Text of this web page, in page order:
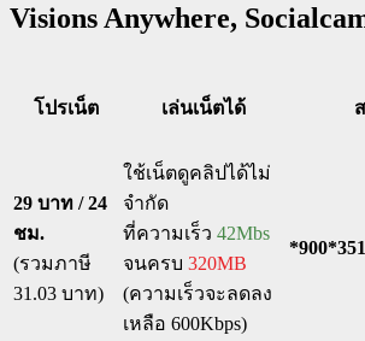
Visions Anywhere,
โปรเน็ต เล่นเน็ตได้
29 บาท / 24
ชม.
(รวมภาษี
31.03 บาท)
ใช้เน็ตดูคลิปได้ไม่
จำกัด
ที่ความเร็ว 42Mbs
จนครบ 320MB
(ความเร็วจะลดลง
เหลือ 600Kbps)